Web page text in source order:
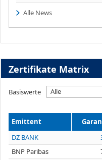
Alle News
Zertifikate Matrix
Basiswerte Alle
Emittent
DZ BANK
BNP Paribas